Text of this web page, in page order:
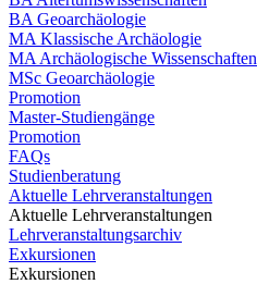
BA Geoarchäologie
MA Klassische Archäologie
MA Archäologische Wissenschaften
MSc Geoarchäologie
Promotion
Master-Studiengänge
Promotion
FAQs
Studienberatung
Aktuelle Lehrveranstaltungen
Aktuelle Lehrveranstaltungen
Lehrveranstaltungsarchiv
Exkursionen
Exkursionen